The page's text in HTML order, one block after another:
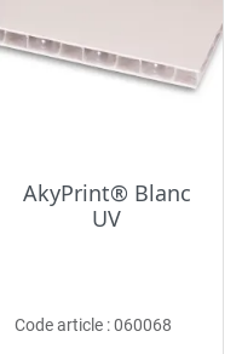
AkyPrint® Blanc
UV
Code article :060068